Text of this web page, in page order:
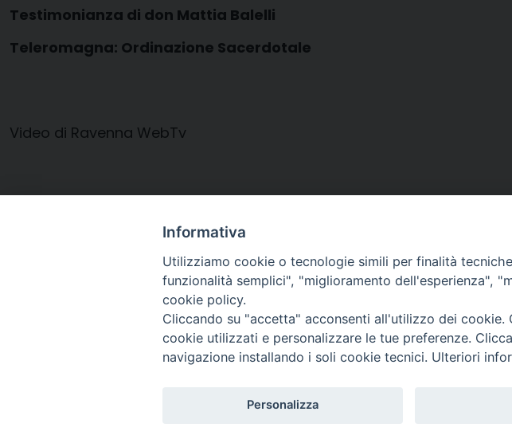
Testimonianza di don Mattia Balelli
Teleromagna: Ordinazione Sacerdotale
Video di Ravenna WebTv
manifesto-ordinazione-presbiterale
Arcidiocesi di Ravenna-Cervia CONTATTI
Informativa
Utilizziamo cookie o tecnologie simili per finalità
funzionalità semplici", "miglioramento dell'esperienza",
cookie policy.
Cliccando su "accetta" acconsenti all'utilizzo dei
cookie utilizzati e personalizzare le tue preferenze.
navigazione installando i soli cookie tecnici. Ulteriori
Personalizza